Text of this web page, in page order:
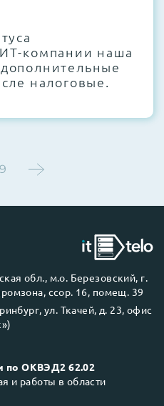
под 100%
часов для
всех подсистем
компании наша
налоговые.
обл., м.о. Березовский, г.
ссор. 16, помещ. 39
ул. Ткачей, д. 23, офис
по ОКВЭД2 62.02
и работы в области